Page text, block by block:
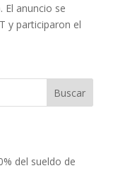
El anuncio se
y participaron el
Buscar
del sueldo de